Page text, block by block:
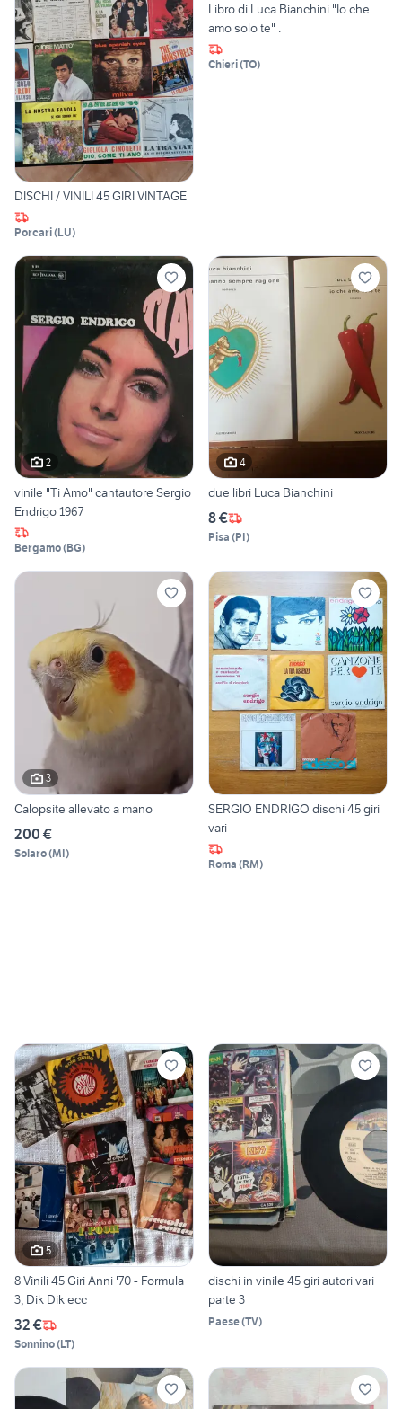
DISCHI / VINILI 45 GIRI VINTAGE
Porcari(LU)
Libro di Luca Bianchini "Io che
amo solo te" .
Chieri(TO)
2
vinile "Ti Amo" cantautore Sergio
Endrigo 1967
Bergamo(BG)
4
due libri Luca Bianchini
8 €
Pisa (PI)
3
Calopsite allevato a mano
200 €
Solaro(MI)
SERGIO ENDRIGO dischi 45 giri
vari
Roma (RM)
5
8 Vinili 45 Giri Anni '70 - Formula
3, Dik Dik ecc
32 €
Sonnino(LT)
dischi in vinile 45 giri autori vari
parte 3
Paese(TV)